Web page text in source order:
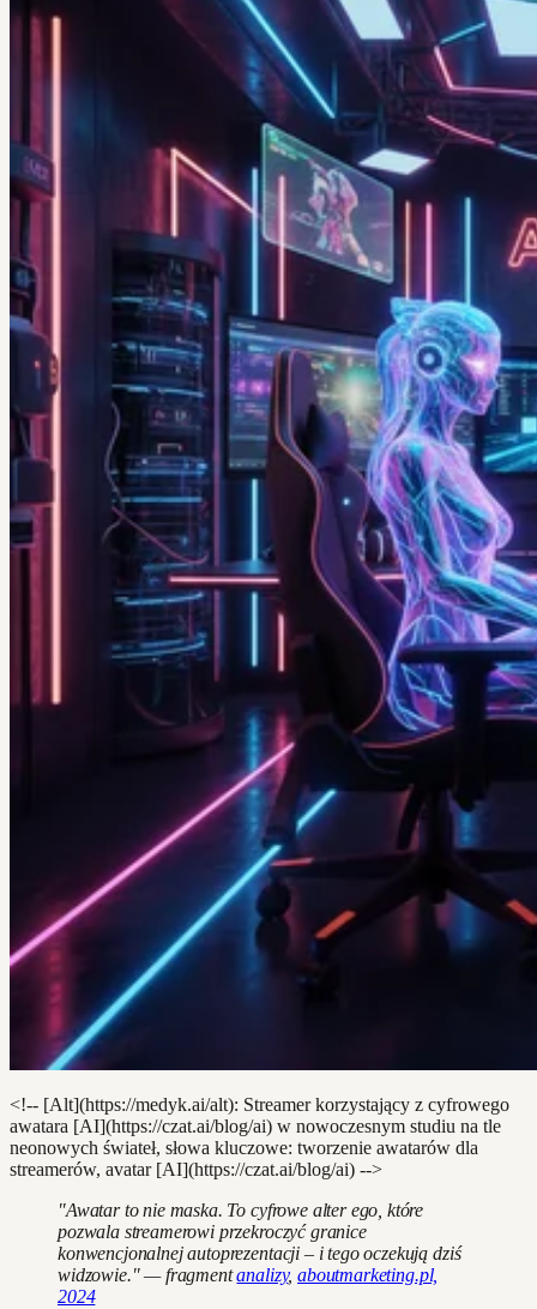
<!-- [Alt](https://medyk.ai/alt): Streamer korzystający z cyfrowego
awatara [AI](https://czat.ai/blog/ai) w nowoczesnym studiu na tle
neonowych świateł, słowa kluczowe: tworzenie awatarów dla
streamerów, avatar [AI](https://czat.ai/blog/ai) -->
"Awatar to nie maska. To cyfrowe alter ego, które
pozwala streamerowi przekroczyć granice
konwencjonalnej autoprezentacji – i tego oczekują dziś
widzowie." — fragmentanalizy,aboutmarketing.pl,
2024